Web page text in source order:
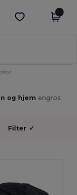
Hent app
og hjem engros
Filter ✓